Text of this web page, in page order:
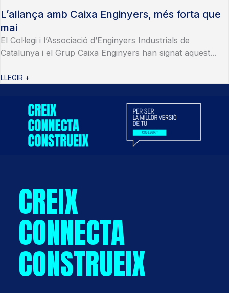
L’aliança amb Caixa Enginyers, més forta que
mai
El Col·legi i l’Associació d’Enginyers Industrials de
Catalunya i el Grup Caixa Enginyers han signat aquest...
LLEGIR +
CREIX
CONNECTA
CONSTRUEIX